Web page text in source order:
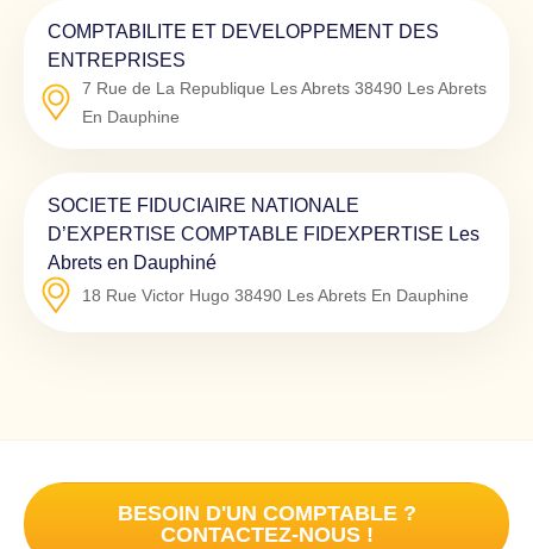
COMPTABILITE ET DEVELOPPEMENT DES
ENTREPRISES
7 Rue de La Republique Les Abrets 38490 Les Abrets
En Dauphine
SOCIETE FIDUCIAIRE NATIONALE
D’EXPERTISE COMPTABLE FIDEXPERTISE Les
Abrets en Dauphiné
18 Rue Victor Hugo 38490 Les Abrets En Dauphine
BESOIN D'UN COMPTABLE ?
CONTACTEZ-NOUS !